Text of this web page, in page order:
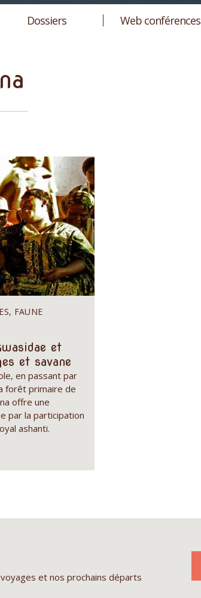
Dossiers Web conférences
FAUNE
et
et savane
en passant par
forêt primaire de
offre une
par la participation
ashanti.
et nos prochains départs